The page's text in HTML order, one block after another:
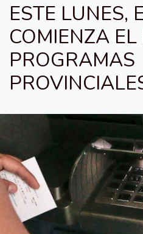
ESTE LUNES,
COMIENZA
PROGRAMAS